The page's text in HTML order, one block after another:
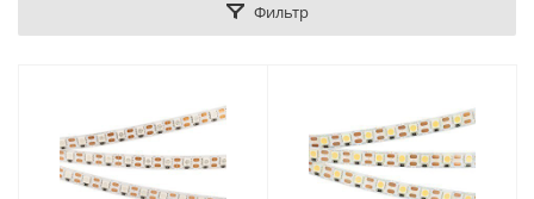
Фильтр